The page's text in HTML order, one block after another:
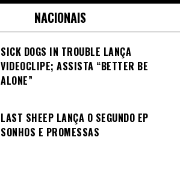
NACIONAIS
SICK DOGS IN TROUBLE LANÇA
VIDEOCLIPE; ASSISTA “BETTER BE
ALONE”
LAST SHEEP LANÇA O SEGUNDO EP
SONHOS E PROMESSAS